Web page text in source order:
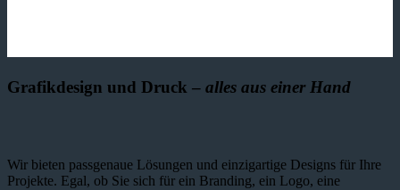
Grafikdesign und Druck – alles aus einer Hand
Wir bieten passgenaue Lösungen und einzig­artige Designs für Ihre
Projekte. Egal, ob Sie sich für ein Branding, ein Logo, eine